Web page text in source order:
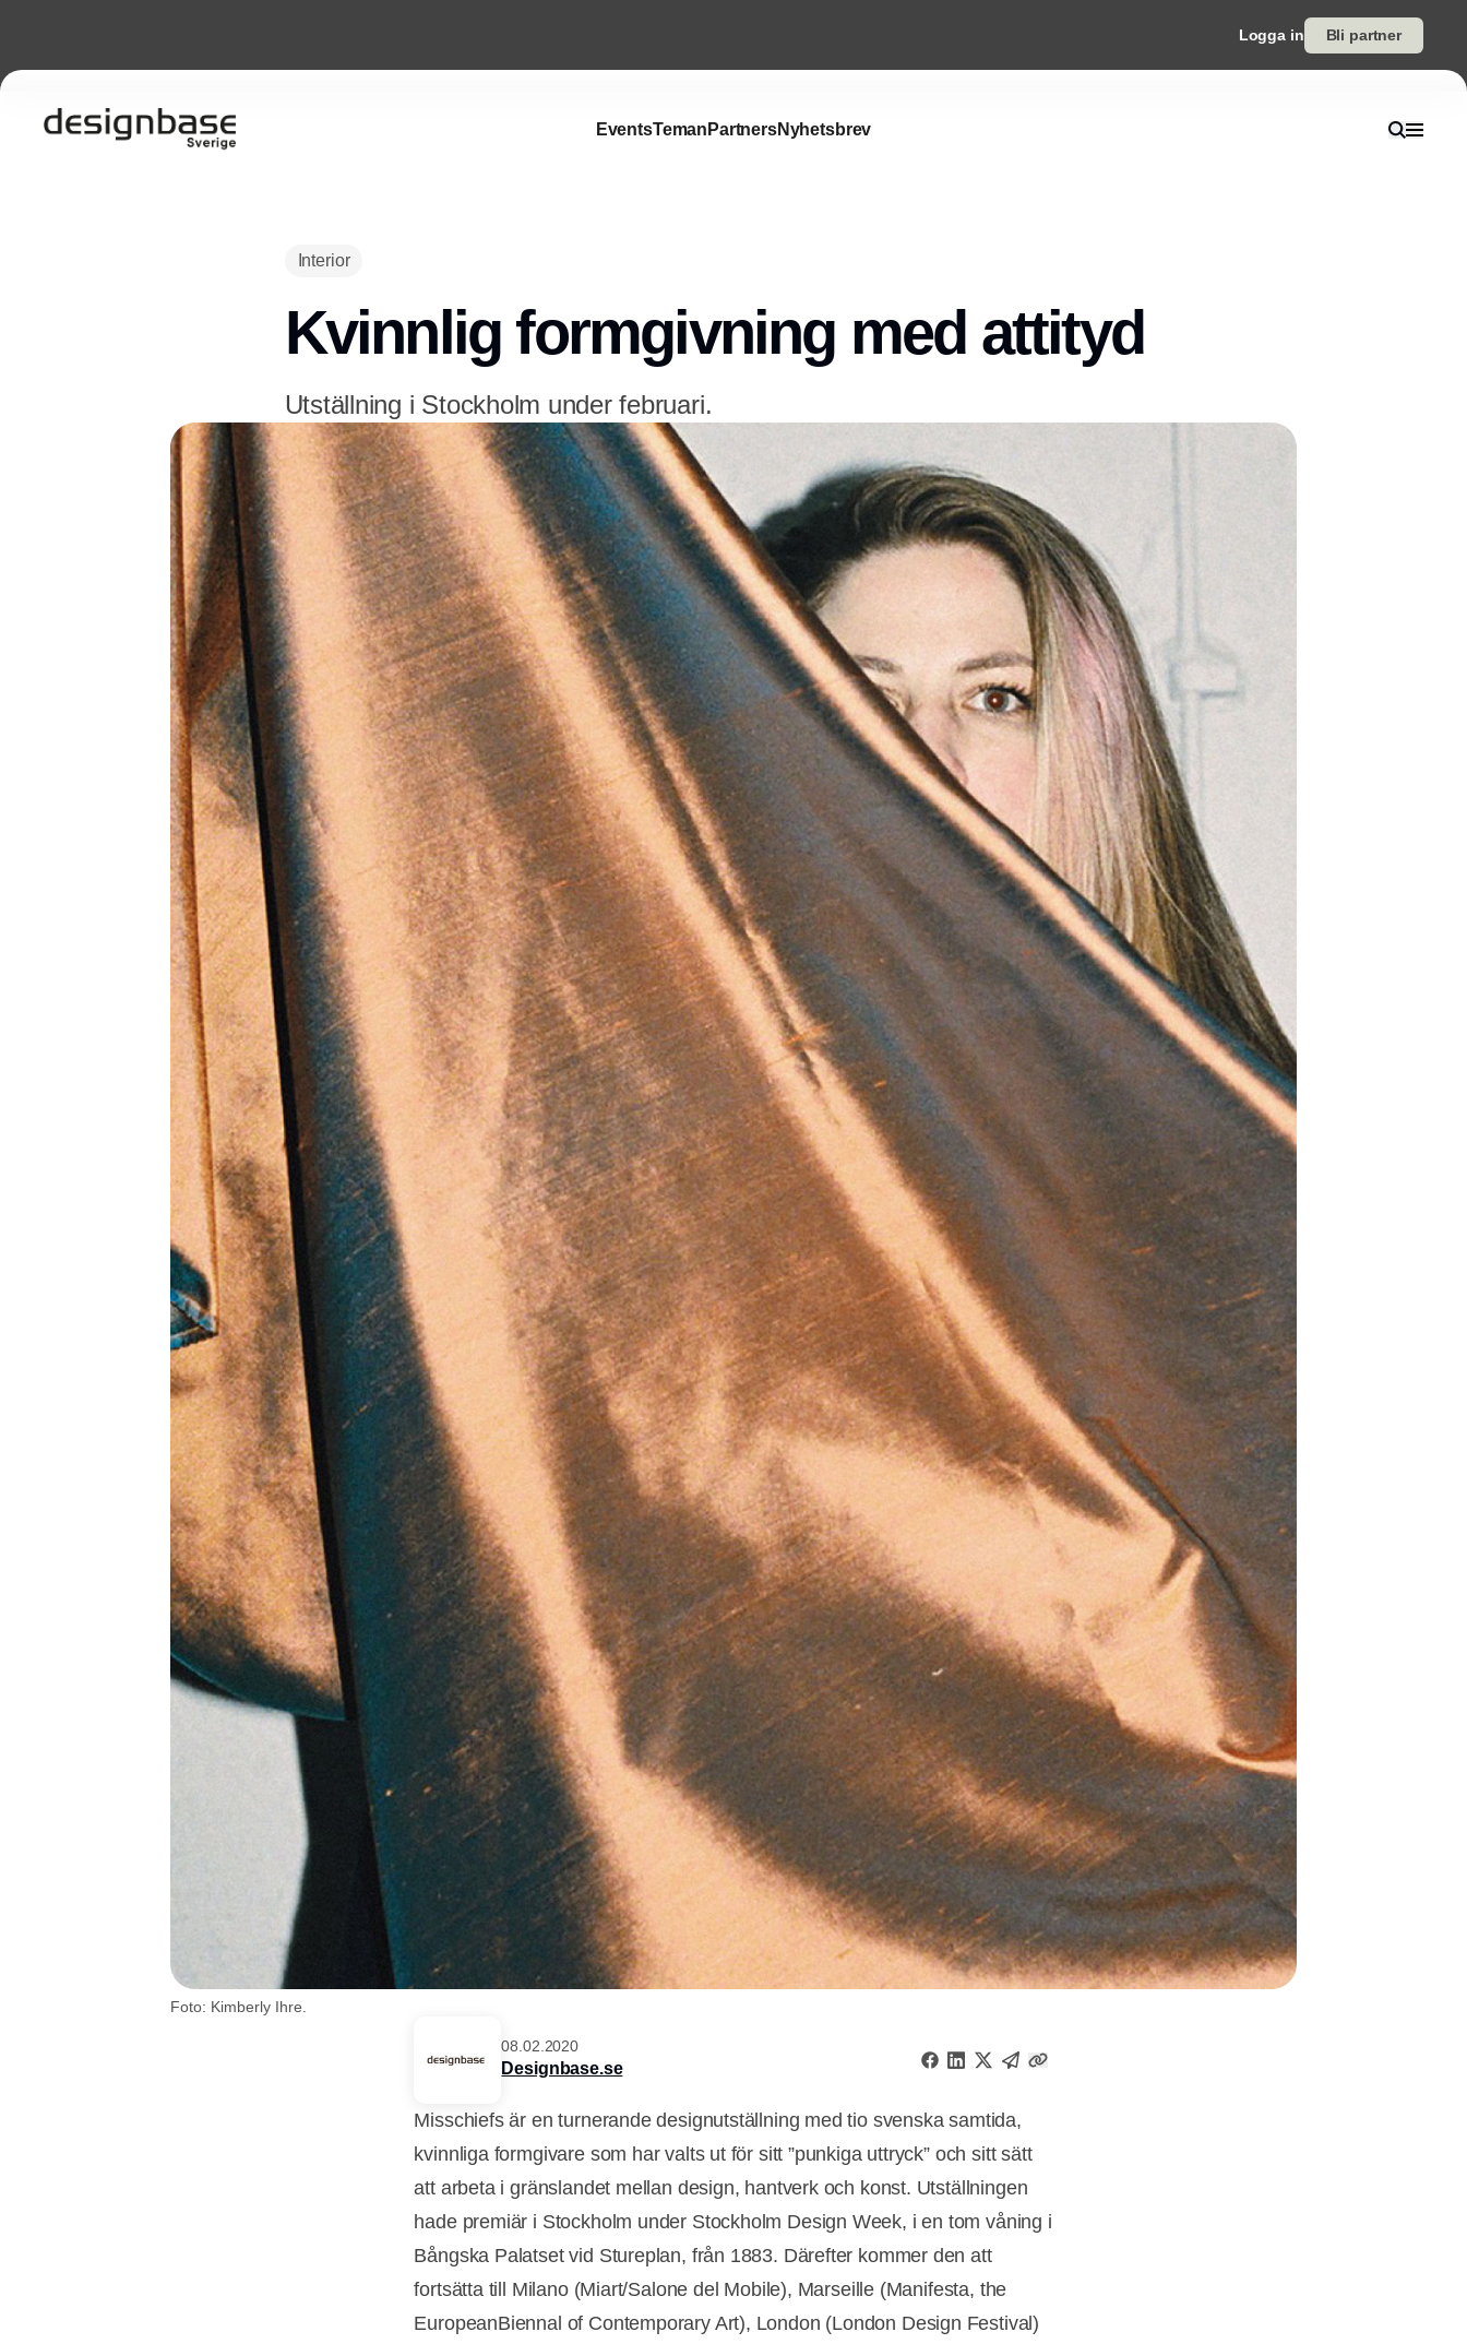
Logga in Bli partner
EventsTeman PartnersNyhetsbrev
Interior
Kvinnlig formgivning med attityd
Utställning i Stockholm under februari.
Foto: Kimberly Ihre.
08.02.2020
Designbase.se
Misschiefs är en turnerande designutställning med tio svenska samtida,
kvinnliga formgivare som har valts ut för sitt ”punkiga uttryck” och sitt sätt
att arbeta i gränslandet mellan design, hantverk och konst. Utställningen
hade premiär i Stockholm under Stockholm Design Week, i en tom våning i
Bångska Palatset vid Stureplan, från 1883. Därefter kommer den att
fortsätta till Milano (Miart/Salone del Mobile), Marseille (Manifesta, the
EuropeanBiennal of Contemporary Art), London (London Design Festival)